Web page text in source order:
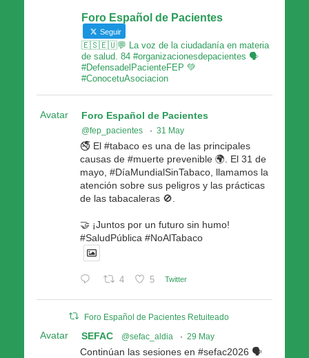
Foro Español de Pacientes
Seguir
🇪🇸🇪🇺💬 La voz de la ciudadanía en materia
de salud. 84 #organizacionesdepacientes 🗣
#DefensadelPacienteFEP 💚
#ConocetuAsociacion
Avatar Foro Español de Pacientes
@fep_pacientes · 31 May
🚭 El #tabaco es una de las principales
causas de #muerte prevenible 🌍. El 31 de
mayo, #DíaMundialSinTabaco, llamamos la
atención sobre sus peligros y las prácticas
de las tabacaleras 🚫.
🤝 ¡Juntos por un futuro sin humo!
#SaludPública #NoAlTabaco
4 5 Twitter
Foro Español de Pacientes Retuiteado
Avatar SEFAC @sefac_aldia · 29 May
Continúan las sesiones en #sefac2026 🗣️